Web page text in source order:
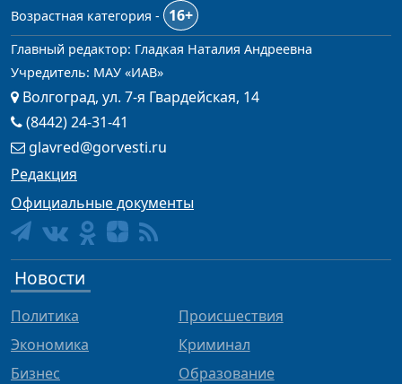
Возрастная категория -
16+
Главный редактор: Гладкая Наталия Андреевна
Учредитель: МАУ «ИАВ»
Волгоград, ул. 7-я Гвардейская, 14
(8442) 24-31-41
glavred@gorvesti.ru
Редакция
Официальные документы
Новости
Политика
Экономика
Бизнес
Происшествия
Криминал
Образование